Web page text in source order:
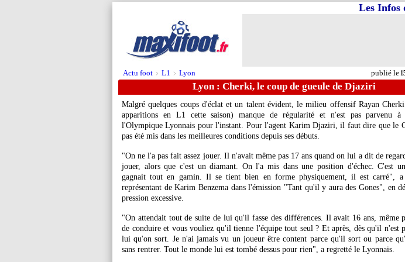
Actu foot > L1 > Lyon publié le
Les Infos
Lyon : Cherki, le coup de gueule de Djaziri
Malgré quelques coups d'éclat et un talent évident, le milieu offensif Rayan
apparitions en L1 cette saison) manque de régularité et n'est pas parvenu à
l'Olympique Lyonnais pour l'instant. Pour l'agent Karim Djaziri, il faut dire que le
pas été mis dans les meilleures conditions depuis ses débuts.
"On ne l'a pas fait assez jouer. Il n'avait même pas 17 ans quand on lui a dit de
jouer, alors que c'est un diamant. On l'a mis dans une position d'échec. C'est
gagnait tout en gamin. Il se tient bien en forme physiquement, il est carré",
représentant de Karim Benzema dans l'émission "Tant qu'il y aura des Gones", en
pression excessive.
"On attendait tout de suite de lui qu'il fasse des différences. Il avait 16 ans, même
de conduire et vous vouliez qu'il tienne l'équipe tout seul ? Et après, dès qu'il n'est
lui qu'on sort. Je n'ai jamais vu un joueur être content parce qu'il sort ou parce
sans rentrer. Tout le monde lui est tombé dessus pour rien", a regretté le Lyonnais.